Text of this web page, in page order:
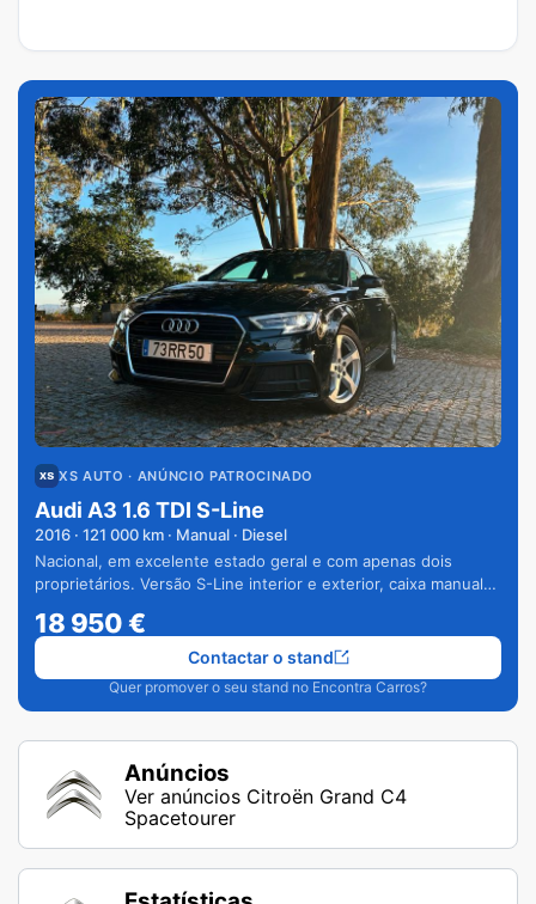
XS AUTO · ANÚNCIO PATROCINADO
Audi A3 1.6 TDI S-Line
2016 · 121 000 km · Manual · Diesel
Nacional, em excelente estado geral e com apenas dois
proprietários. Versão S-Line interior e exterior, caixa manual
18 950€
Quer promover o seu stand no Encontra Carros?
Contactar o stand
Anúncios
Ver anúncios Citroën Grand C4
Spacetourer